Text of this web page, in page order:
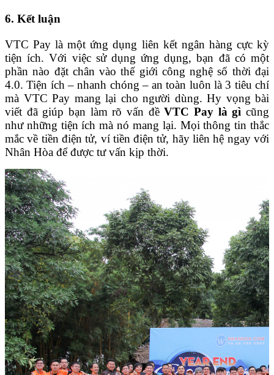
6. Kết luận
VTC Pay là một ứng dụng liên kết ngân hàng cực kỳ
tiện ích. Với việc sử dụng ứng dụng, bạn đã có một
phần nào đặt chân vào thế giới công nghệ số thời đại
4.0. Tiện ích – nhanh chóng – an toàn luôn là 3 tiêu chí
mà VTC Pay mang lại cho người dùng. Hy vọng bài
viết đã giúp bạn làm rõ vấn đềVTC Pay là gì cũng
như những tiện ích mà nó mang lại. Mọi thông tin thắc
mắc về tiền điện tử, ví tiền điện tử, hãy liên hệ ngay với
Nhân Hòa để được tư vấn kịp thời.